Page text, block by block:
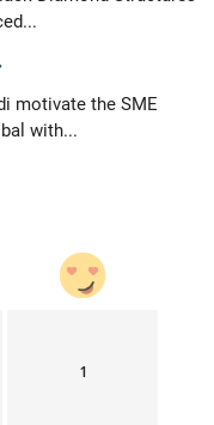
motivate the SME
with...
1